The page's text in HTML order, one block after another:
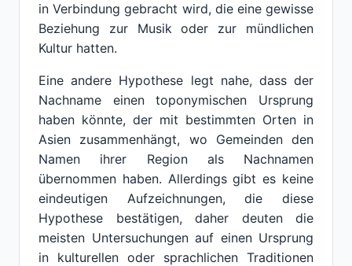
in Verbindung gebracht wird, die eine gewisse
Beziehung zur Musik oder zur mündlichen
Kultur hatten.
Eine andere Hypothese legt nahe, dass der
Nachname einen toponymischen Ursprung
haben könnte, der mit bestimmten Orten in
Asien zusammenhängt, wo Gemeinden den
Namen ihrer Region als Nachnamen
übernommen haben. Allerdings gibt es keine
eindeutigen Aufzeichnungen, die diese
Hypothese bestätigen, daher deuten die
meisten Untersuchungen auf einen Ursprung
in kulturellen oder sprachlichen Traditionen